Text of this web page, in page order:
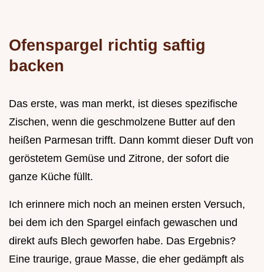
Ofenspargel richtig saftig
backen
Das erste, was man merkt, ist dieses spezifische
Zischen, wenn die geschmolzene Butter auf den
heißen Parmesan trifft. Dann kommt dieser Duft von
geröstetem Gemüse und Zitrone, der sofort die
ganze Küche füllt.
Ich erinnere mich noch an meinen ersten Versuch,
bei dem ich den Spargel einfach gewaschen und
direkt aufs Blech geworfen habe. Das Ergebnis?
Eine traurige, graue Masse, die eher gedämpft als